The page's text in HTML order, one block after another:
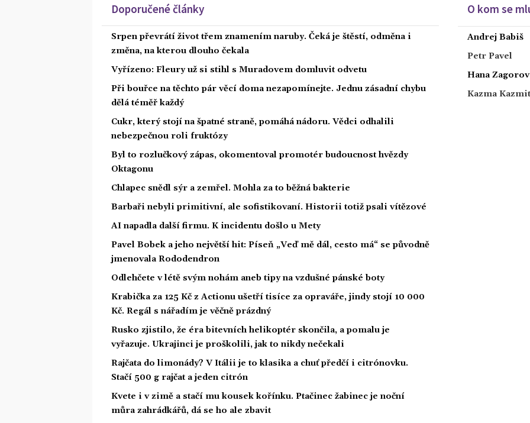
Doporučené články
Srpen převrátí život třem znamením naruby. Čeká je štěstí, odměna i
změna, na kterou dlouho čekala
Vyřízeno: Fleury už si stihl s Muradovem domluvit odvetu
Při bouřce na těchto pár věcí doma nezapomínejte. Jednu zásadní chybu
dělá téměř každý
Cukr, který stojí na špatné straně, pomáhá nádoru. Vědci odhalili
nebezpečnou roli fruktózy
Byl to rozlučkový zápas, okomentoval promotér budoucnost hvězdy
Oktagonu
Chlapec snědl sýr a zemřel. Mohla za to běžná bakterie
Barbaři nebyli primitivní, ale sofistikovaní. Historii totiž psali vítězové
AI napadla další firmu. K incidentu došlo u Mety
Pavel Bobek a jeho největší hit: Píseň „Veď mě dál, cesto má“ se původně
jmenovala Rododendron
Odlehčete v létě svým nohám aneb tipy na vzdušné pánské boty
Krabička za 125 Kč z Actionu ušetří tisíce za opraváře, jindy stojí 10 000
Kč. Regál s nářadím je věčně prázdný
Rusko zjistilo, že éra bitevních helikoptér skončila, a pomalu je
vyřazuje. Ukrajinci je proškolili, jak to nikdy nečekali
Rajčata do limonády? V Itálii je to klasika a chuť předčí i citrónovku.
Stačí 500 g rajčat a jeden citrón
Kvete i v zimě a stačí mu kousek kořínku. Ptačinec žabinec je noční
můra zahrádkářů, dá se ho ale zbavit
O kom se
Andrej Babiš
Petr Pavel
Hana
Kazma